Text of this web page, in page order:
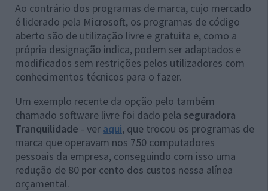
Ao contrário dos programas de marca, cujo mercado
é liderado pela Microsoft, os programas de código
aberto são de utilização livre e gratuita e, como a
própria designação indica, podem ser adaptados e
modificados sem restrições pelos utilizadores com
conhecimentos técnicos para o fazer.
Um exemplo recente da opção pelo também
chamado software livre foi dado pela seguradora
Tranquilidade - ver aqui, que trocou os programas de
marca que operavam nos 750 computadores
pessoais da empresa, conseguindo com isso uma
redução de 80 por cento dos custos nessa alínea
orçamental.